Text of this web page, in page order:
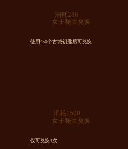
消耗288
女王秘宝兑换
使用450个古城钥匙后可兑换
消耗1500
女王秘宝兑换
仅可兑换3次